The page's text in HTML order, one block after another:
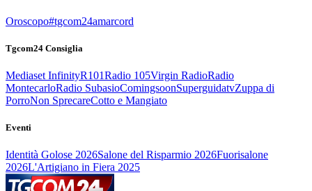
Oroscopo#tgcom24amarcord
Tgcom24 Consiglia
Mediaset InfinityR101Radio 105Virgin RadioRadio
MontecarloRadio SubasioComingsoonSuperguidatvZuppa di
PorroNon SprecareCotto e Mangiato
Eventi
Identità Golose 2026Salone del Risparmio 2026Fuorisalone
2026L'Artigiano in Fiera 2025